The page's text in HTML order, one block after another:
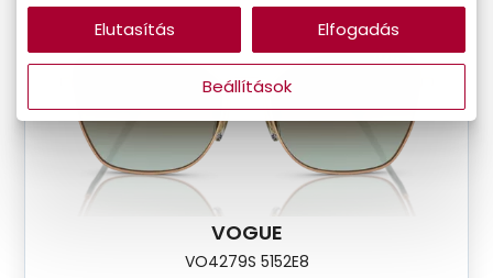
VOGUE
VO4279S 5152E8
Beállítások
Elutasítás Elfogadás